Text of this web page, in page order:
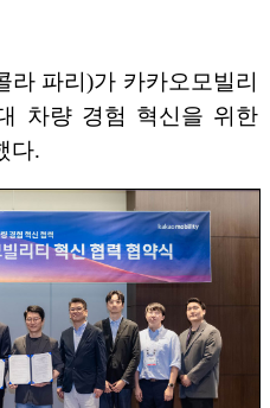
라 파리)가 카카오모빌리
차량 경험 혁신을 위한
다.